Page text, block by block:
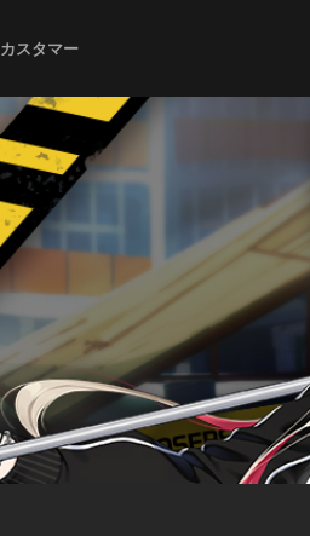
カスタマー